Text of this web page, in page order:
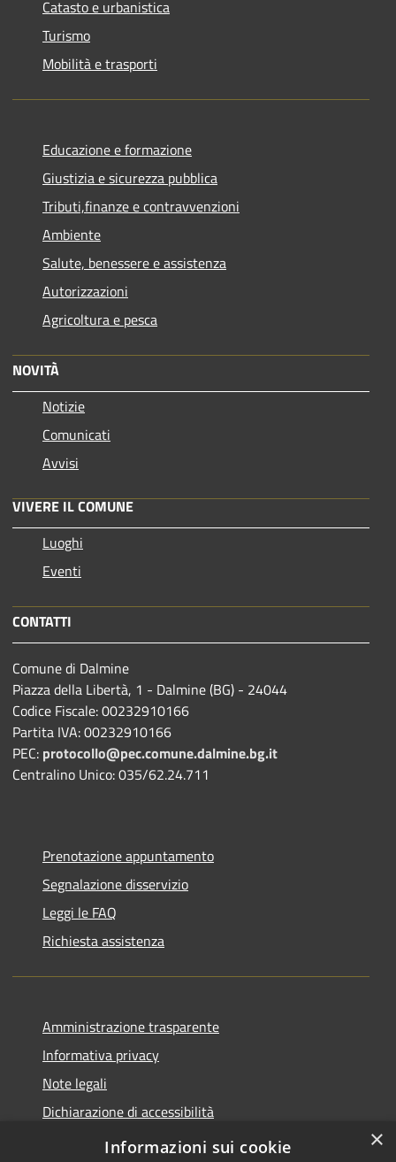
Catasto e urbanistica
Turismo
Mobilità e trasporti
Educazione e formazione
Giustizia e sicurezza pubblica
Tributi,finanze e contravvenzioni
Ambiente
Salute, benessere e assistenza
Autorizzazioni
Agricoltura e pesca
NOVITÀ
Notizie
Comunicati
Avvisi
VIVERE IL COMUNE
Luoghi
Eventi
CONTATTI
Comune di Dalmine
Piazza della Libertà, 1 - Dalmine (BG) - 24044
Codice Fiscale: 00232910166
Partita IVA: 00232910166
PEC: protocollo@pec.comune.dalmine.bg.it
Centralino Unico: 035/62.24.711
Prenotazione appuntamento
Segnalazione disservizio
Leggi le FAQ
Richiesta assistenza
Amministrazione trasparente
Informativa privacy
Note legali
Dichiarazione di accessibilità
Piano di miglioramento del sito
×
Informazioni sui cookie